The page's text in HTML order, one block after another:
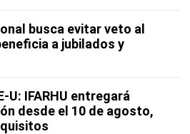
busca evitar veto al
a jubilados y
U: IFARHU entregará
desde el 10 de agosto,